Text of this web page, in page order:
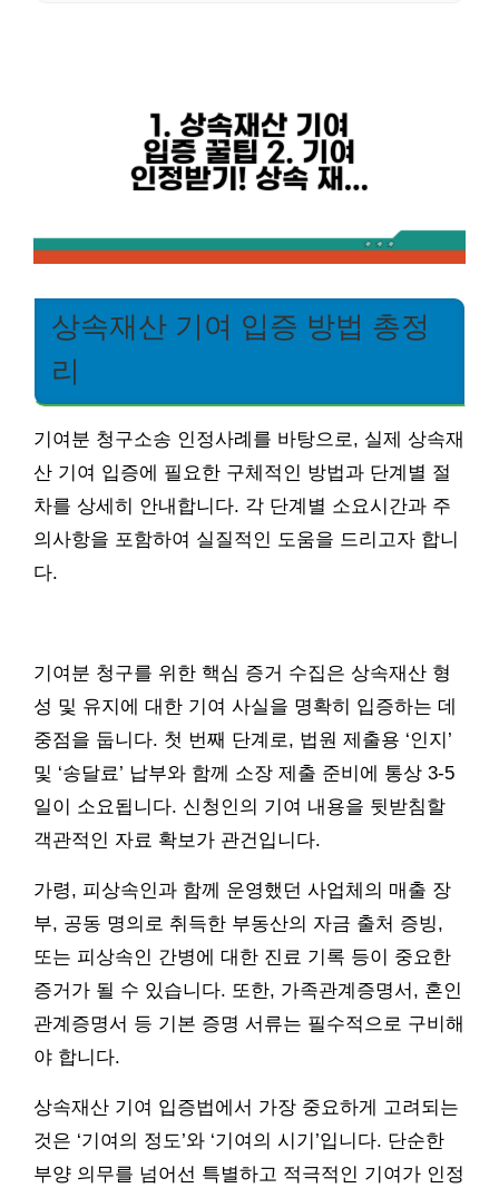
상속재산 기여 입증 방법 총정
리
기여분 청구소송 인정사례를 바탕으로, 실제 상속재
산 기여 입증에 필요한 구체적인 방법과 단계별 절
차를 상세히 안내합니다. 각 단계별 소요시간과 주
의사항을 포함하여 실질적인 도움을 드리고자 합니
다.
기여분 청구를 위한 핵심 증거 수집은 상속재산 형
성 및 유지에 대한 기여 사실을 명확히 입증하는 데
중점을 둡니다. 첫 번째 단계로, 법원 제출용 ‘인지’
및 ‘송달료’ 납부와 함께 소장 제출 준비에 통상 3-5
일이 소요됩니다. 신청인의 기여 내용을 뒷받침할
객관적인 자료 확보가 관건입니다.
가령, 피상속인과 함께 운영했던 사업체의 매출 장
부, 공동 명의로 취득한 부동산의 자금 출처 증빙,
또는 피상속인 간병에 대한 진료 기록 등이 중요한
증거가 될 수 있습니다. 또한, 가족관계증명서, 혼인
관계증명서 등 기본 증명 서류는 필수적으로 구비해
야 합니다.
상속재산 기여 입증법에서 가장 중요하게 고려되는
것은 ‘기여의 정도’와 ‘기여의 시기’입니다. 단순한
부양 의무를 넘어선 특별하고 적극적인 기여가 인정